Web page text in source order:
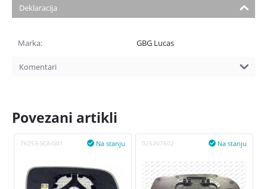
Deklaracija
Marka: GBG Lucas
Komentari
Povezani artikli
76253-SCA-G01 Na stanju
 025207602 Na stanju
